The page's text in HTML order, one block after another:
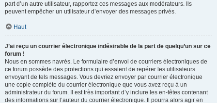
part d’un autre utilisateur, rapportez ces messages aux modérateurs. Ils
peuvent empêcher un utilisateur d’envoyer des messages privés.
Haut
J’ai reçu un courrier électronique indésirable de la part de quelqu’un sur ce
forum !
Nous en sommes navrés. Le formulaire d’envoi de courriers électroniques de
ce forum possède des protections qui essaient de repérer les utilisateurs
envoyant de tels messages. Vous devriez envoyer par courrier électronique
une copie complète du courrier électronique que vous avez reçu à un
administrateur du forum. Il est très important d’y inclure les en-têtes contenant
des informations sur l’auteur du courrier électronique. Il pourra alors agir en